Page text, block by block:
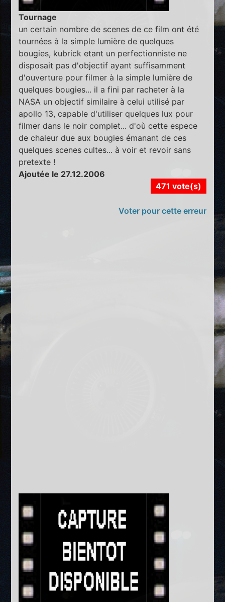
Tournage
un certain nombre de scenes de ce film ont été
tournées à la simple lumière de quelques
bougies, kubrick etant un perfectionniste ne
disposait pas d'objectif ayant suffisamment
d'ouverture pour filmer à la simple lumière de
quelques bougies... il a fini par racheter à la
NASA un objectif similaire à celui utilisé par
apollo 13, capable d'utiliser quelques lux pour
filmer dans le noir complet... d'où cette espece
de chaleur due aux bougies émanant de ces
quelques scenes cultes... à voir et revoir sans
pretexte !
Ajoutée le 27.12.2006
471 vote(s)
Voter pour cette erreur